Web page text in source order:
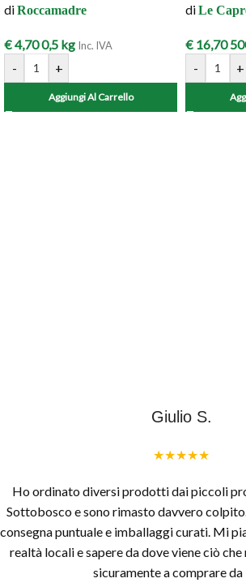
diRoccamadre
€4,700,5 kg Inc. IVA
- +
Aggiungi Al Carrello
diLe
€ 16,70
- +
Giulio S.
★★★★★
Ho ordinato diversi prodotti dai piccoli
Sottobosco e sono rimasto davvero
consegna puntuale e imballaggi curati. Mi
realtà locali e sapere da dove viene ciò
sicuramente a comprare da